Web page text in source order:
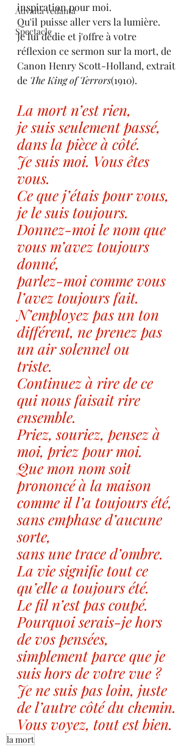
Advaita vedanta
Spectacle
inspiration pour moi.
Qu'il puisse aller vers la lumière.
Je lui dédie et j'offre à votre
réflexion ce sermon sur la mort, de
Canon Henry Scott-Holland, extrait
de The King of Terrors(1910).
La mort n’est rien,
je suis seulement passé,
dans la pièce à côté.
Je suis moi. Vous êtes
vous.
Ce que j’étais pour vous,
je le suis toujours.
Donnez-moi le nom que
vous m’avez toujours
donné,
parlez-moi comme vous
l’avez toujours fait.
N’employez pas un ton
différent, ne prenez pas
un air solennel ou
triste.
Continuez à rire de ce
qui nous faisait rire
ensemble.
Priez, souriez, pensez à
moi, priez pour moi.
Que mon nom soit
prononcé à la maison
comme il l’a toujours été,
sans emphase d’aucune
sorte,
sans une trace d’ombre.
La vie signifie tout ce
qu’elle a toujours été.
Le fil n’est pas coupé.
Pourquoi serais-je hors
de vos pensées,
simplement parce que je
suis hors de votre vue ?
Je ne suis pas loin, juste
de l’autre côté du chemin.
Vous voyez, tout est bien.
la mort